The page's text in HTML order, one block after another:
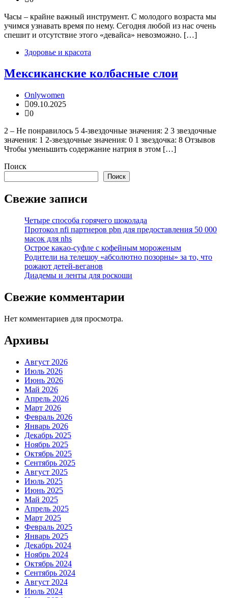
Часы – крайне важный инструмент. С молодого возраста мы
учимся узнавать время по нему. Сегодня любой из нас очень
спешит и отсутствие этого «девайса» невозможно. […]
Здоровье и красота
Мексиканские колбасные слои
Onlywomen
09.10.2025
0
2 – Не понравилось 5 4-звездочные значения: 2 3 звездочные
значения: 1 2-звездочные значения: 0 1 звездочка: 8 Отзывов
Чтобы уменьшить содержание натрия в этом […]
Поиск
Поиск
Свежие записи
Четыре способа горячего шоколада
Протокол nfi партнеров pbn для предоставления 50 000
масок для nhs
Острое какао-суфле с кофейным мороженым
Родители на телешоу «абсолютно позорны» за то, что
рожают детей-веганов
Диадемы и ленты для роскоши
Свежие комментарии
Нет комментариев для просмотра.
Архивы
Август 2026
Июль 2026
Июнь 2026
Май 2026
Апрель 2026
Март 2026
Февраль 2026
Январь 2026
Декабрь 2025
Ноябрь 2025
Октябрь 2025
Сентябрь 2025
Август 2025
Июль 2025
Июнь 2025
Май 2025
Апрель 2025
Март 2025
Февраль 2025
Январь 2025
Декабрь 2024
Ноябрь 2024
Октябрь 2024
Сентябрь 2024
Август 2024
Июль 2024